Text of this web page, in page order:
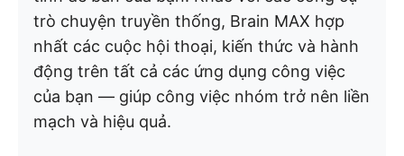
trò chuyện truyền thống, Brain MAX hợp
nhất các cuộc hội thoại, kiến thức và hành
động trên tất cả các ứng dụng công việc
của bạn — giúp công việc nhóm trở nên liền
mạch và hiệu quả.